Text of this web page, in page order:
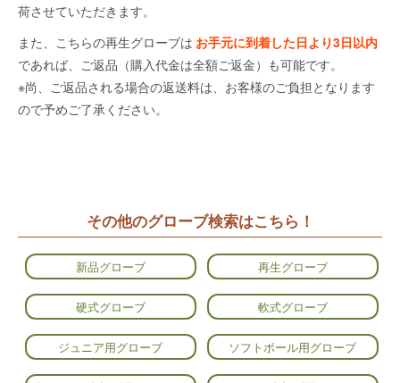
荷させていただきます。
また、こちらの再生グローブは お手元に到着した日より3日以内
であれば、ご返品（購入代金は全額ご返金）も可能です。
※尚、ご返品される場合の返送料は、お客様のご負担となります
ので予めご了承ください。
その他のグローブ検索はこちら！
新品グローブ 再生グローブ
硬式グローブ 軟式グローブ
ジュニア用グローブ ソフトボール用グローブ